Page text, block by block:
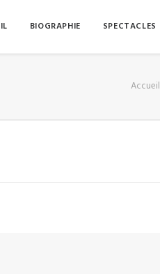
BIOGRAPHIE SPECTACLES
Accueil